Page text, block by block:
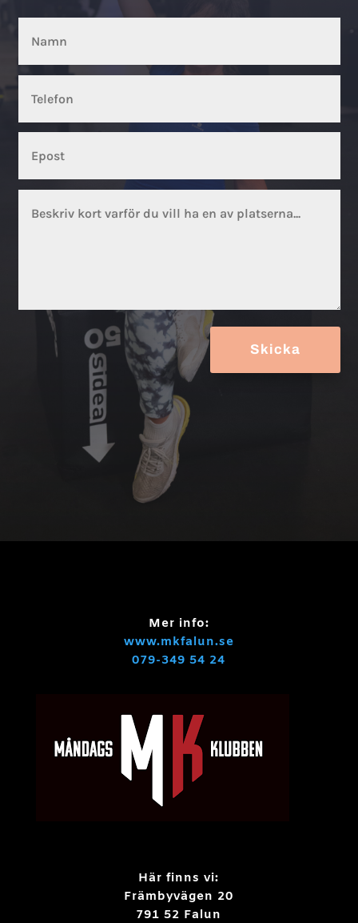
Skicka
Mer info:
www.mkfalun.se
079-349 54 24
Här finns vi:
Främbyvägen 20
791 52 Falun